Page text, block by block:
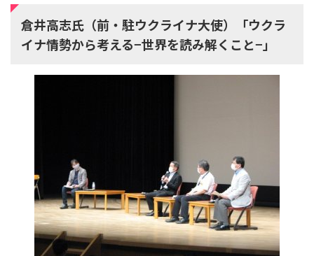
倉井高志氏（前・駐ウクライナ大使）「ウクラ
イナ情勢から考える−世界を読み解くこと−」